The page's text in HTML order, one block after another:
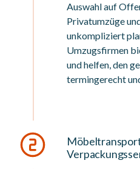
Auswahl auf
Privatumzüge
unkompliziert
Umzugsfirmen
und helfen, den
termingerecht